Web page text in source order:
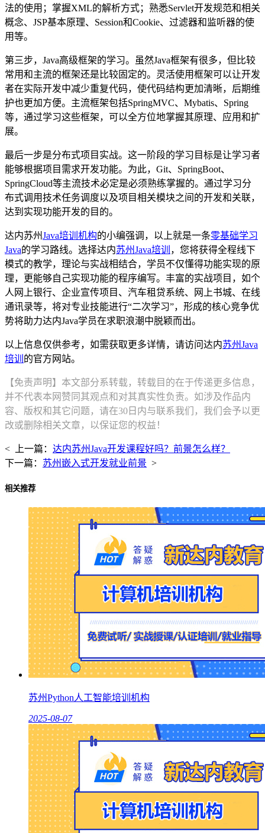
法的使用；掌握XML的解析方式；熟悉Servlet开发规范和相关
概念、JSP基本原理、Session和Cookie、过滤器和监听器的使
用等。
第三步，Java高级框架的学习。虽然Java框架有很多，但比较
常用和主流的框架还是比较固定的。灵活使用框架可以让开发
者在实际开发中减少重复代码，使代码结构更加清晰，后期维
护也更加方便。主流框架包括SpringMVC、Mybatis、Spring
等，通过学习这些框架，可以全方位地掌握其原理、应用和扩
展。
最后一步是分布式项目实战。这一阶段的学习目标是让学习者
能够根据项目需求开发功能。为此，Git、SpringBoot、
SpringCloud等主流技术必定是必须熟练掌握的。通过学习分
布式调用技术任务调度以及项目相关模块之间的开发和关联，
达到实现功能开发的目的。
达内苏州Java培训机构的小编强调，以上就是一条零基础学习
Java的学习路线。选择达内苏州Java培训 ，您将获得全程线下
模式的教学，理论与实战相结合，学员不仅懂得功能实现的原
理，更能够自己实现功能的程序编写。丰富的实战项目，如个
人网上银行、企业宣传项目、汽车租贷系统、网上书城、在线
通讯录等，将对专业技能进行“二次学习”，形成的核心竞争优
势将助力达内Java学员在求职浪潮中脱颖而出。
以上信息仅供参考，如需获取更多详情，请访问达内苏州Java
培训 的官方网站。
【免责声明】本文部分系转载，转载目的在于传递更多信息，
并不代表本网赞同其观点和对其真实性负责。如涉及作品内
容、版权和其它问题，请在30日内与联系我们，我们会予以更
改或删除相关文章，以保证您的权益！
< 上一篇： 达内苏州Java开发课程好吗？前景怎么样？
下一篇： 苏州嵌入式开发就业前景 >
相关推荐
苏州Python人工智能培训机构
2025-08-07